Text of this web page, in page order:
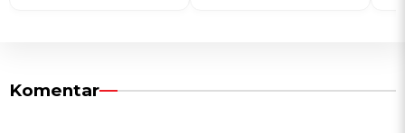
Komentar